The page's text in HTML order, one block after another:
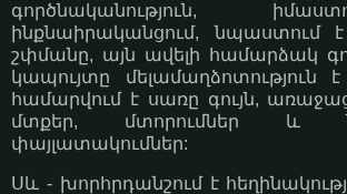
գործնականություն,
ինքնաիրականցում, նպաստում է
շփմանը, այն ավելի համարձակ
կապույտը մելամաղձոտություն
համարվում է սառը գույն,
մտքեր, մտորումներ և
փայլատակումներ:
Սև - խորհրդանշում է